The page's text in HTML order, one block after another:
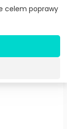
celem poprawy